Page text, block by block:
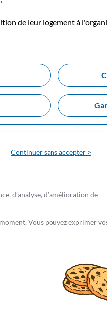
de leur logement à
Obtenez un accord
Votre conseiller vous
guidera dans chacune de
Continuer sans accepter >
d’analyse, d’amélioration de
Vous pouvez exprimer